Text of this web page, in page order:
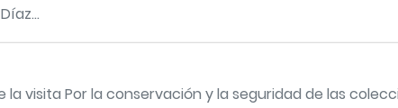
visita Por la conservación y la seguridad de las